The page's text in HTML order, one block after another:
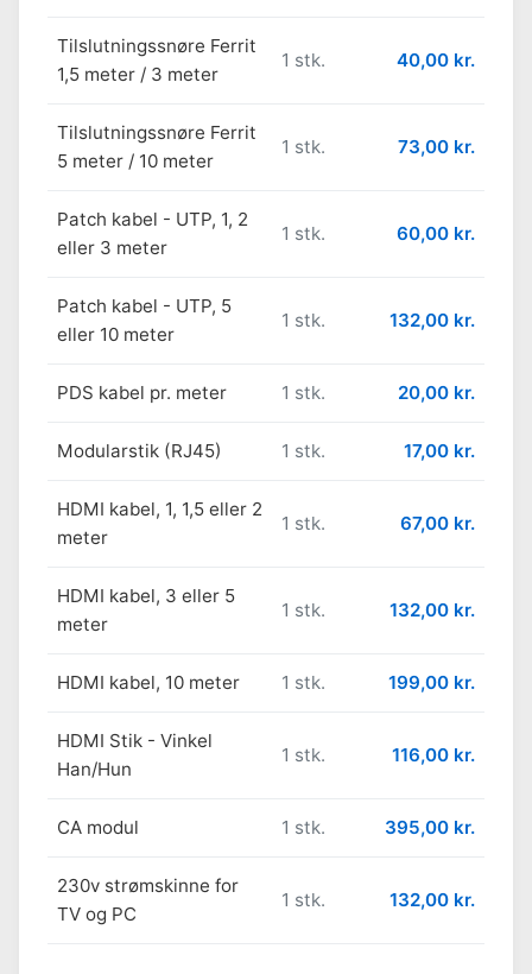
Tilslutningssnøre Ferrit
1,5 meter / 3 meter
1 stk. 40,00 kr.
Tilslutningssnøre Ferrit
5 meter / 10 meter
1 stk. 73,00 kr.
Patch kabel - UTP, 1, 2
eller 3 meter
1 stk. 60,00 kr.
Patch kabel - UTP, 5
eller 10 meter
1 stk. 132,00 kr.
PDS kabel pr. meter 1 stk. 20,00 kr.
Modularstik (RJ45) 1 stk. 17,00 kr.
HDMI kabel, 1, 1,5 eller 2
meter
1 stk. 67,00 kr.
HDMI kabel, 3 eller 5
meter
1 stk. 132,00 kr.
HDMI kabel, 10 meter 1 stk. 199,00 kr.
HDMI Stik - Vinkel
Han/Hun
1 stk. 116,00 kr.
CA modul 1 stk. 395,00 kr.
230v strømskinne for
TV og PC
1 stk. 132,00 kr.